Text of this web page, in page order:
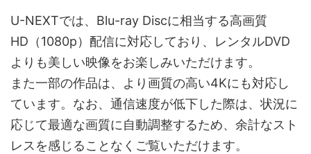
U-NEXTでは、Blu-ray Discに相当する高画質
HD（1080p）配信に対応しており、レンタルDVD
よりも美しい映像をお楽しみいただけます。
また一部の作品は、より画質の高い4Kにも対応し
ています。なお、通信速度が低下した際は、状況に
応じて最適な画質に自動調整するため、余計なスト
レスを感じることなくご覧いただけます。